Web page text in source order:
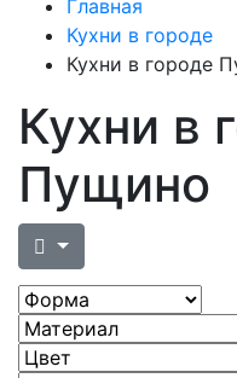
Главная
Кухни в городе
Кухни в городе
Кухни в
Пущино